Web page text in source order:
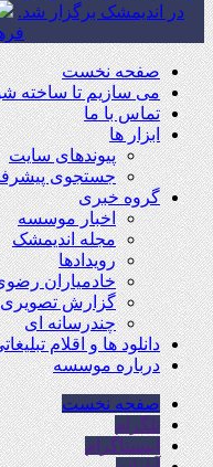
در اندیمشک برگزار شد.
صفحه نخست
می سازیم تا ساخته
تماس با ما
ابزار ها
پیوندهای سایت
جستجوی
گروه خبری
اخبار موسسه
مجله اندیمشک
رویدادها
خادمیاران
گزارش تصویری
چندرسانه ای
دانلود ها و اقلام
درباره موسسه
صفحه نخست
تلگرام
اینستاگرام